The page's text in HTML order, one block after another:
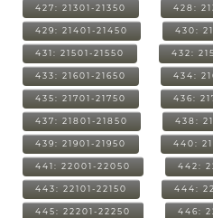
427: 21301-21350 428:
429: 21401-21450 430:
431: 21501-21550 432:
433: 21601-21650 434:
435: 21701-21750 436:
437: 21801-21850 438:
439: 21901-21950 440:
441: 22001-22050 442:
443: 22101-22150 444:
445: 22201-22250 446: